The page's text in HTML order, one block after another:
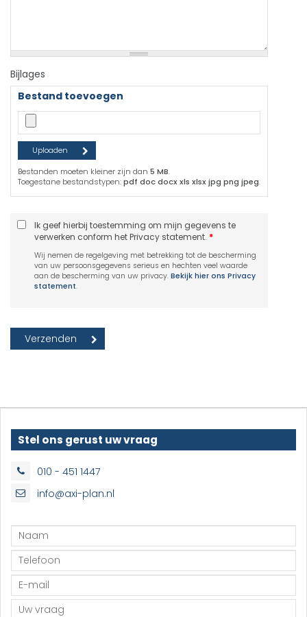
Bijlages
Bestand toevoegen
Bestanden moeten kleiner zijn dan 5 MB.
Toegestane bestandstypen:pdf doc docx xls xlsx jpg png jpeg.
Ik geef hierbij toestemming om mijn gegevens te
verwerken conform het Privacy statement. *
Wij nemen de regelgeving met betrekking tot de bescherming
van uw persoonsgegevens serieus en hechten veel waarde
aan de bescherming van uw privacy. Bekijk hier ons Privacy
statement.
Stel ons gerust uw vraag
010 - 451 1447
info@axi-plan.nl